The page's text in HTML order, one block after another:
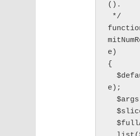
().
e)
{
  $defaultValues = array('', '', -1, -1, null, false, fals
e);
  $args = func_get_args();
  $slice = array_slice($defaultValues, count($args));
  $fullArgs = array_merge($args, $slice);